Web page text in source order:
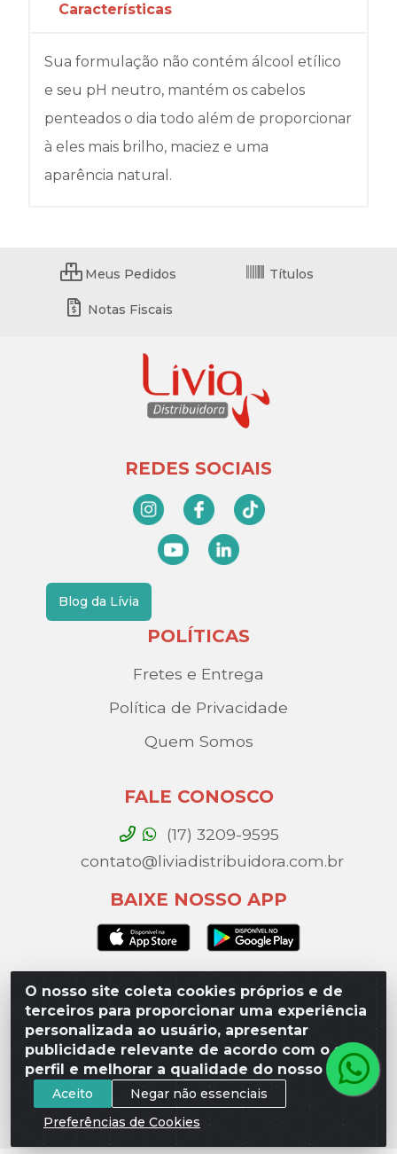
Características
Sua formulação não contém álcool etílico
e seu pH neutro, mantém os cabelos
penteados o dia todo além de proporcionar
à eles mais brilho, maciez e uma
aparência natural.
O nosso site coleta cookies próprios e de
terceiros para proporcionar uma experiência
personalizada ao usuário, apresentar
publicidade relevante de acordo com o seu
perfil e melhorar a qualidade do nosso site.
Aceito
Negar não essenciais
Preferências de Cookies
Meus Pedidos Títulos
Notas Fiscais
REDES SOCIAIS
Blog da Lívia
POLÍTICAS
Fretes e Entrega
Política de Privacidade
Quem Somos
FALE CONOSCO
(17) 3209-9595
contato@liviadistribuidora.com.br
BAIXE NOSSO APP
Lívia Distribuidora - Av. Percy Gandini, 329 – Vila
Toninho, São José do Rio Preto / SP - CEP 15077-
000 - CNPJ 49.975.923/0003-10